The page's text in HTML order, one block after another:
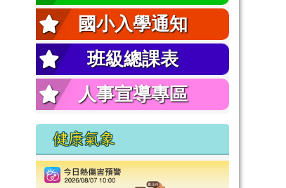
國小入學通知
班級總課表
人事宣導專區
健康氣象